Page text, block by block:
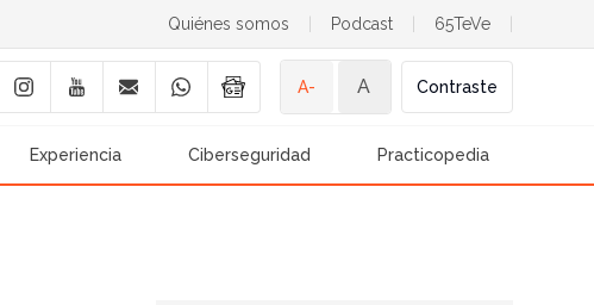
Quiénes somos Podcast 65TeVe
A- A Contraste
Experiencia Ciberseguridad Practicopedia